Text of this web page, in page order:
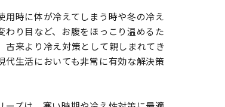
用時に体が冷えてしまう時や冬の冷え
わり目など、お腹をほっこり温めるた
古来より冷え対策として親しまれてき
代生活においても非常に有効な解決策